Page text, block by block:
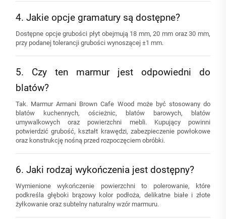
4. Jakie opcje gramatury są dostępne?
Dostępne opcje grubości płyt obejmują 18 mm, 20 mm oraz 30 mm,
przy podanej tolerancji grubości wynoszącej ±1 mm.
5. Czy ten marmur jest odpowiedni do
blatów?
Tak. Marmur Armani Brown Cafe Wood może być stosowany do
blatów kuchennych, ościeżnic, blatów barowych, blatów
umywalkowych oraz powierzchni mebli. Kupujący powinni
potwierdzić grubość, kształt krawędzi, zabezpieczenie powłokowe
oraz konstrukcję nośną przed rozpoczęciem obróbki.
6. Jaki rodzaj wykończenia jest dostępny?
Wymienione wykończenie powierzchni to polerowanie, które
podkreśla głęboki brązowy kolor podłoża, delikatne białe i złote
żyłkowanie oraz subtelny naturalny wzór marmuru.